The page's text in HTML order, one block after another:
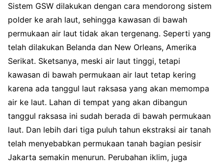
Sistem GSW dilakukan dengan cara mendorong sistem
polder ke arah laut, sehingga kawasan di bawah
permukaan air laut tidak akan tergenang. Seperti yang
telah dilakukan Belanda dan New Orleans, Amerika
Serikat. Sketsanya, meski air laut tinggi, tetapi
kawasan di bawah permukaan air laut tetap kering
karena ada tanggul laut raksasa yang akan memompa
air ke laut. Lahan di tempat yang akan dibangun
tanggul raksasa ini sudah berada di bawah permukaan
laut. Dan lebih dari tiga puluh tahun ekstraksi air tanah
telah menyebabkan permukaan tanah bagian pesisir
Jakarta semakin menurun. Perubahan iklim, juga